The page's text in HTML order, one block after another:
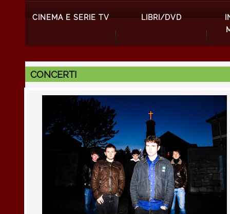
CINEMA E SERIE TV LIBRI/DVD
CONCERTI